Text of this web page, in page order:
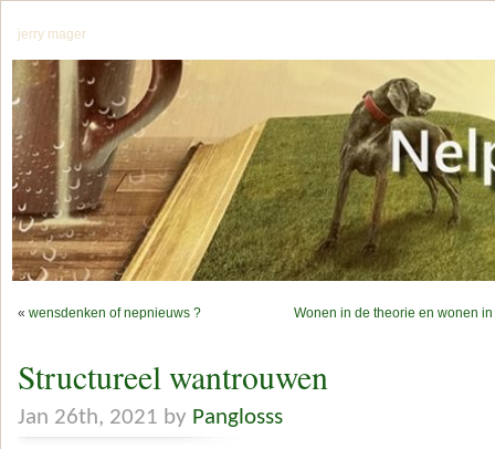
jerry mager
« wensdenken of nepnieuws ? Wonen in de theorie en wonen
Structureel wantrouwen
Jan 26th, 2021 by Panglosss